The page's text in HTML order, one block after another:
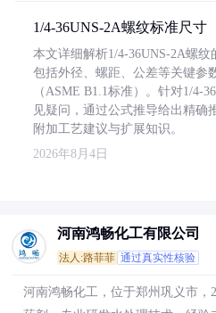
1/4-36UNS-2A螺纹标准尺寸
本文详细解析1/4-36UNS-2A螺纹
包括外径、螺距、公差等关键参
（ASME B1.1标准）。针对1/4-
见疑问，通过公式推导给出精确
附加工艺建议与扩展知识。
2026年8月4日
河南鸿畅化工有限公司
法人:路菲菲 通过真实性核验
河南鸿畅化工，位于郑州巩义市，